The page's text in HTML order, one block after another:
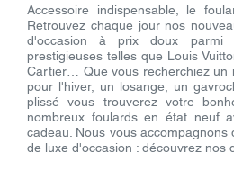
Accessoire indispensable, le
Retrouvez chaque jour nos
d'occasion à prix doux parmi
prestigieuses telles que Louis
Cartier… Que vous recherchiez un
pour l'hiver, un losange, un
plissé vous trouverez votre
nombreux foulards en état neuf
cadeau. Nous vous
de luxe d'occasion : découvrez nos